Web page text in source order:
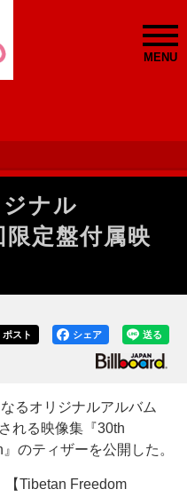
MENU
ナル
定盤付属映
送る
シェア
ポスト
るオリジナルアルバム
れる映像集『30th
のティザーを公開した。
Tibetan Freedom